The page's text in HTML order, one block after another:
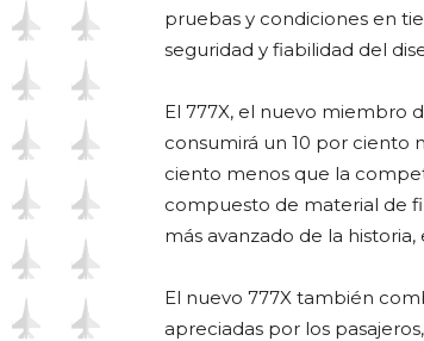
pruebas y condiciones en
seguridad y fiabilidad del
El 777X, el nuevo miembro
consumirá un 10 por ciento
ciento menos que la
compuesto de material de
más avanzado de la historia,
El nuevo 777X también
apreciadas por los